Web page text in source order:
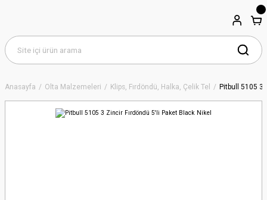
Anasayfa Olta Malzemeleri Klips, Fırdöndü, Halka, Çelik Tel Pitbull 5105 3